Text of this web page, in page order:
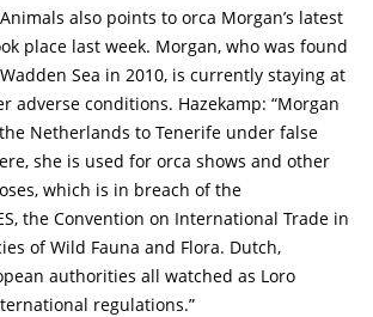
also points to orca Morgan’s latest
place last week. Morgan, who was found
Sea in 2010, is currently staying at
adverse conditions. Hazekamp: “Morgan
Netherlands to Tenerife under false
she is used for orca shows and other
which is in breach of the
the Convention on International Trade in
of Wild Fauna and Flora. Dutch,
authorities all watched as Loro
regulations.”